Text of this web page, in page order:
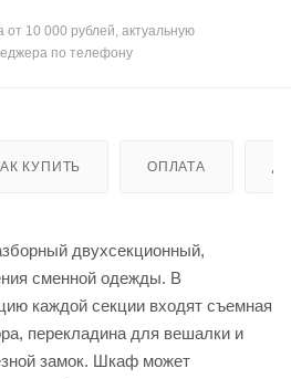
10 000 рублей, актуальную
по телефону
КУПИТЬ ОПЛАТА
двухсекционный,
сменной одежды. В
каждой секции входят съемная
перекладина для вешалки и
замок. Шкаф может